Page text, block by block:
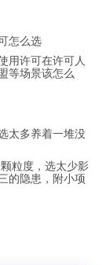
怎么选
用许可在许可人
等场景该怎么
太多养着一堆没
粒度，选太少影
的隐患，附小项